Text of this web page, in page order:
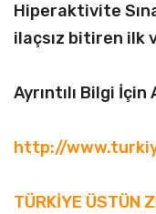
Hiperaktivite
ilaçsız bitiren ilk
Ayrıntılı Bilgi İçin
http://
TÜRKİYE ÜSTÜN